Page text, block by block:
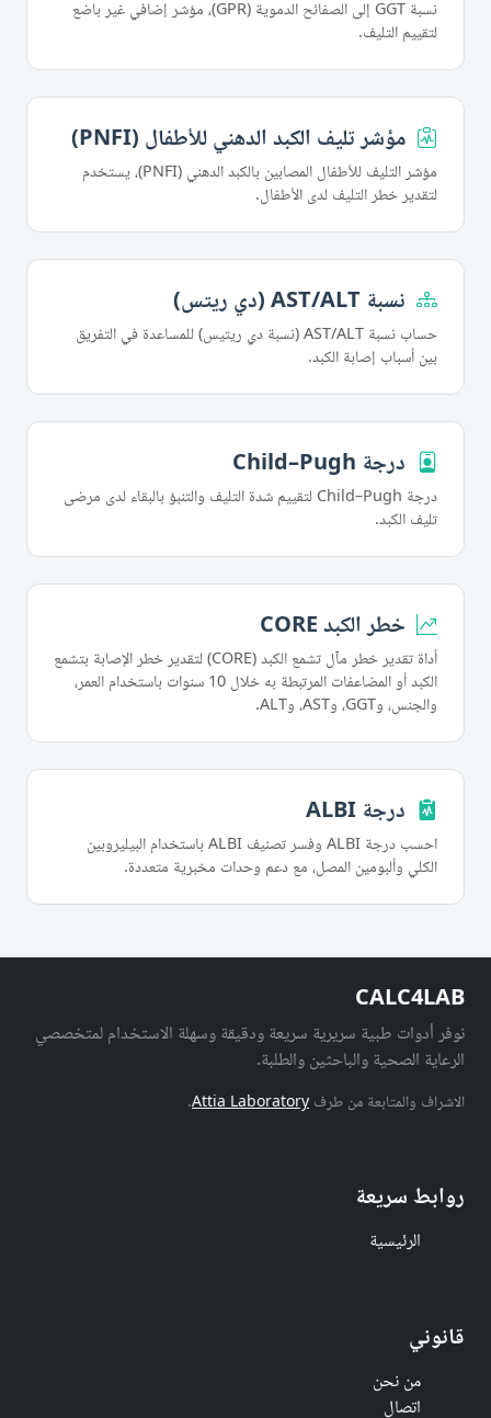
نسبة GGT إلى الصفائح الدموية (GPR)، مؤشر إضافي غير باضع
لتقييم التليف.
مؤشر تليف الكبد الدهني للأطفال (PNFI)
مؤشر التليف للأطفال المصابين بالكبد الدهني (PNFI)، يستخدم
لتقدير خطر التليف لدى الأطفال.
نسبة AST/ALT (دي ريتس)
حساب نسبة AST/ALT (نسبة دي ريتيس) للمساعدة في التفريق
بين أسباب إصابة الكبد.
درجة Child–Pugh
درجة Child–Pugh لتقييم شدة التليف والتنبؤ بالبقاء لدى مرضى
تليف الكبد.
خطر الكبد CORE
أداة تقدير خطر مآل تشمع الكبد (CORE) لتقدير خطر الإصابة بتشمع
الكبد أو المضاعفات المرتبطة به خلال 10 سنوات باستخدام العمر،
والجنس، وGGT، وAST، وALT.
درجة ALBI
احسب درجة ALBI وفسر تصنيف ALBI باستخدام البيليروبين
الكلي وألبومين المصل، مع دعم وحدات مخبرية متعددة.
CALC4LAB
نوفر أدوات طبية سريرية سريعة ودقيقة وسهلة الاستخدام لمتخصصي
الرعاية الصحية والباحثين والطلبة.
الاشراف والمتابعة من طرف Attia Laboratory
.
روابط سريعة
الرئيسية
قانوني
من نحن
اتصال